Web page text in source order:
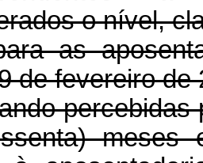
o nível,
as
de fevereiro de
percebidas
meses